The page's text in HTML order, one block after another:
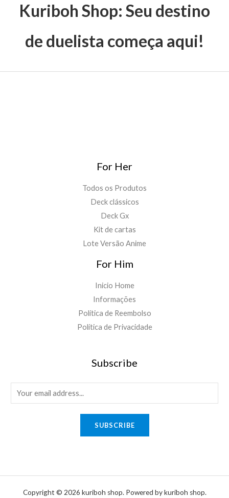
Kuriboh Shop: Seu destino
de duelista começa aqui!
For Her
Todos os Produtos
Deck clássicos
Deck Gx
Kit de cartas
Lote Versão Anime
For Him
Inicio Home
Informações
Política de Reembolso
Política de Privacidade
Subscribe
m
SUBSCRIBE
Copyright © 2026 kuriboh shop. Powered by kuriboh shop.